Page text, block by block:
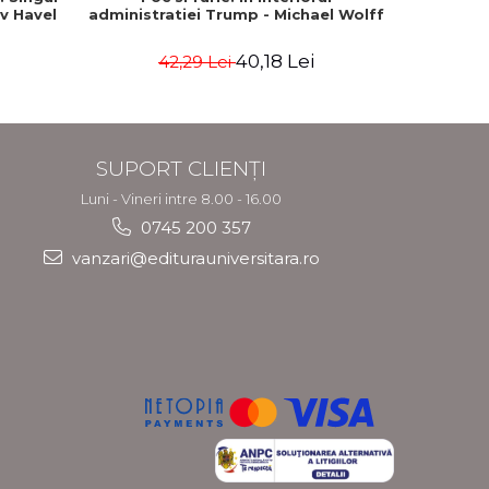
Havel
administratiei Trump - Michael Wolff
42,29 Lei40,18 Lei
SUPORT CLIENȚI
Luni - Vineri intre 8.00 - 16.00
0745 200 357
vanzari@editurauniversitara.ro